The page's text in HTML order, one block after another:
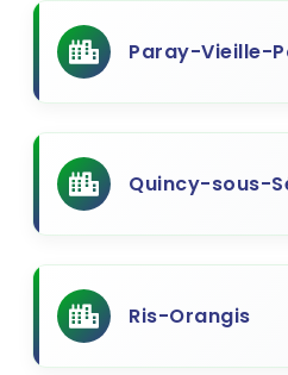
Paray-Vieille-
Quincy-sous-
Ris-Orangis